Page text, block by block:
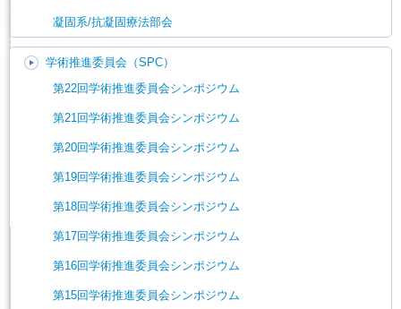
凝固系/抗凝固療法部会
学術推進委員会（SPC）
第22回学術推進委員会シンポジウム
第21回学術推進委員会シンポジウム
第20回学術推進委員会シンポジウム
第19回学術推進委員会シンポジウム
第18回学術推進委員会シンポジウム
第17回学術推進委員会シンポジウム
第16回学術推進委員会シンポジウム
第15回学術推進委員会シンポジウム